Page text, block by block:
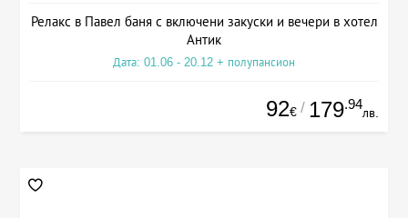
Релакс в Павел баня с включени закуски и вечери в хотел
Антик
Дата: 01.06 - 20.12 + полупансион
92€ / 179.94
лв.